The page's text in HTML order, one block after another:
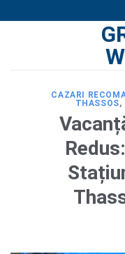
CAZARI
THASSOS,